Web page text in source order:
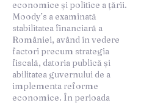
economice și politice a țării.
Moody’s a examinată
stabilitatea financiară a
României, având în vedere
factori precum strategia
fiscală, datoria publică și
abilitatea guvernului de a
implementa reforme
economice. În perioada
internă. Agenția a urmărit
îndeaproape modul în care
aceste condiții au fost
gestionate de autoritățile
române, precum și
măsurile adoptate pentru a
asigura o recuperare
economică durabilă. În